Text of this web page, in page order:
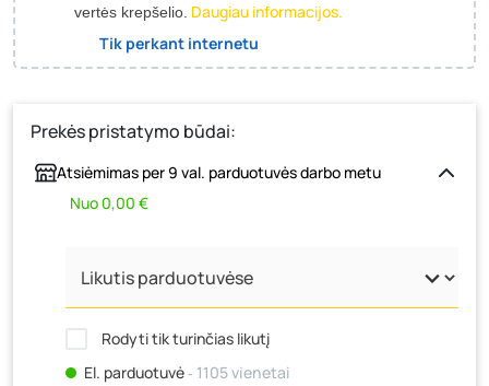
vertės krepšelio. Daugiau informacijos.
Tik perkant internetu
Prekės pristatymo būdai:
Atsiėmimas per 9 val. parduotuvės darbo metu
Nuo 0,00 €
Rodyti tik turinčias likutį
El. parduotuvė‐ 1105 vienetai